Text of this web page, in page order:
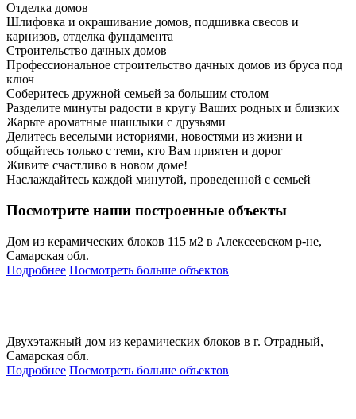
Отделка домов
Шлифовка и окрашивание домов, подшивка свесов и
карнизов, отделка фундамента
Строительство дачных домов
Профессиональное строительство дачных домов из бруса под
ключ
Соберитесь дружной семьей за большим столом
Разделите минуты радости в кругу Ваших родных и близких
Жарьте ароматные шашлыки с друзьями
Делитесь веселыми историями, новостями из жизни и
общайтесь только с теми, кто Вам приятен и дорог
Живите счастливо в новом доме!
Наслаждайтесь каждой минутой, проведенной с семьей
Посмотрите наши построенные объекты
Дом из керамических блоков 115 м2 в Алексеевском р-не,
Самарская обл.
Подробнее Посмотреть больше объектов
Двухэтажный дом из керамических блоков в г. Отрадный,
Самарская обл.
Подробнее Посмотреть больше объектов